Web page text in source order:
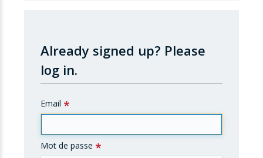
Already signed up? Please
log in.
Email
Mot de passe